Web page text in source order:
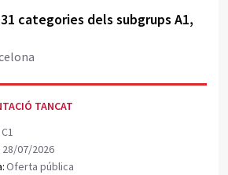
categories dels subgrups A1,
TANCAT
28/07/2026
Oferta pública